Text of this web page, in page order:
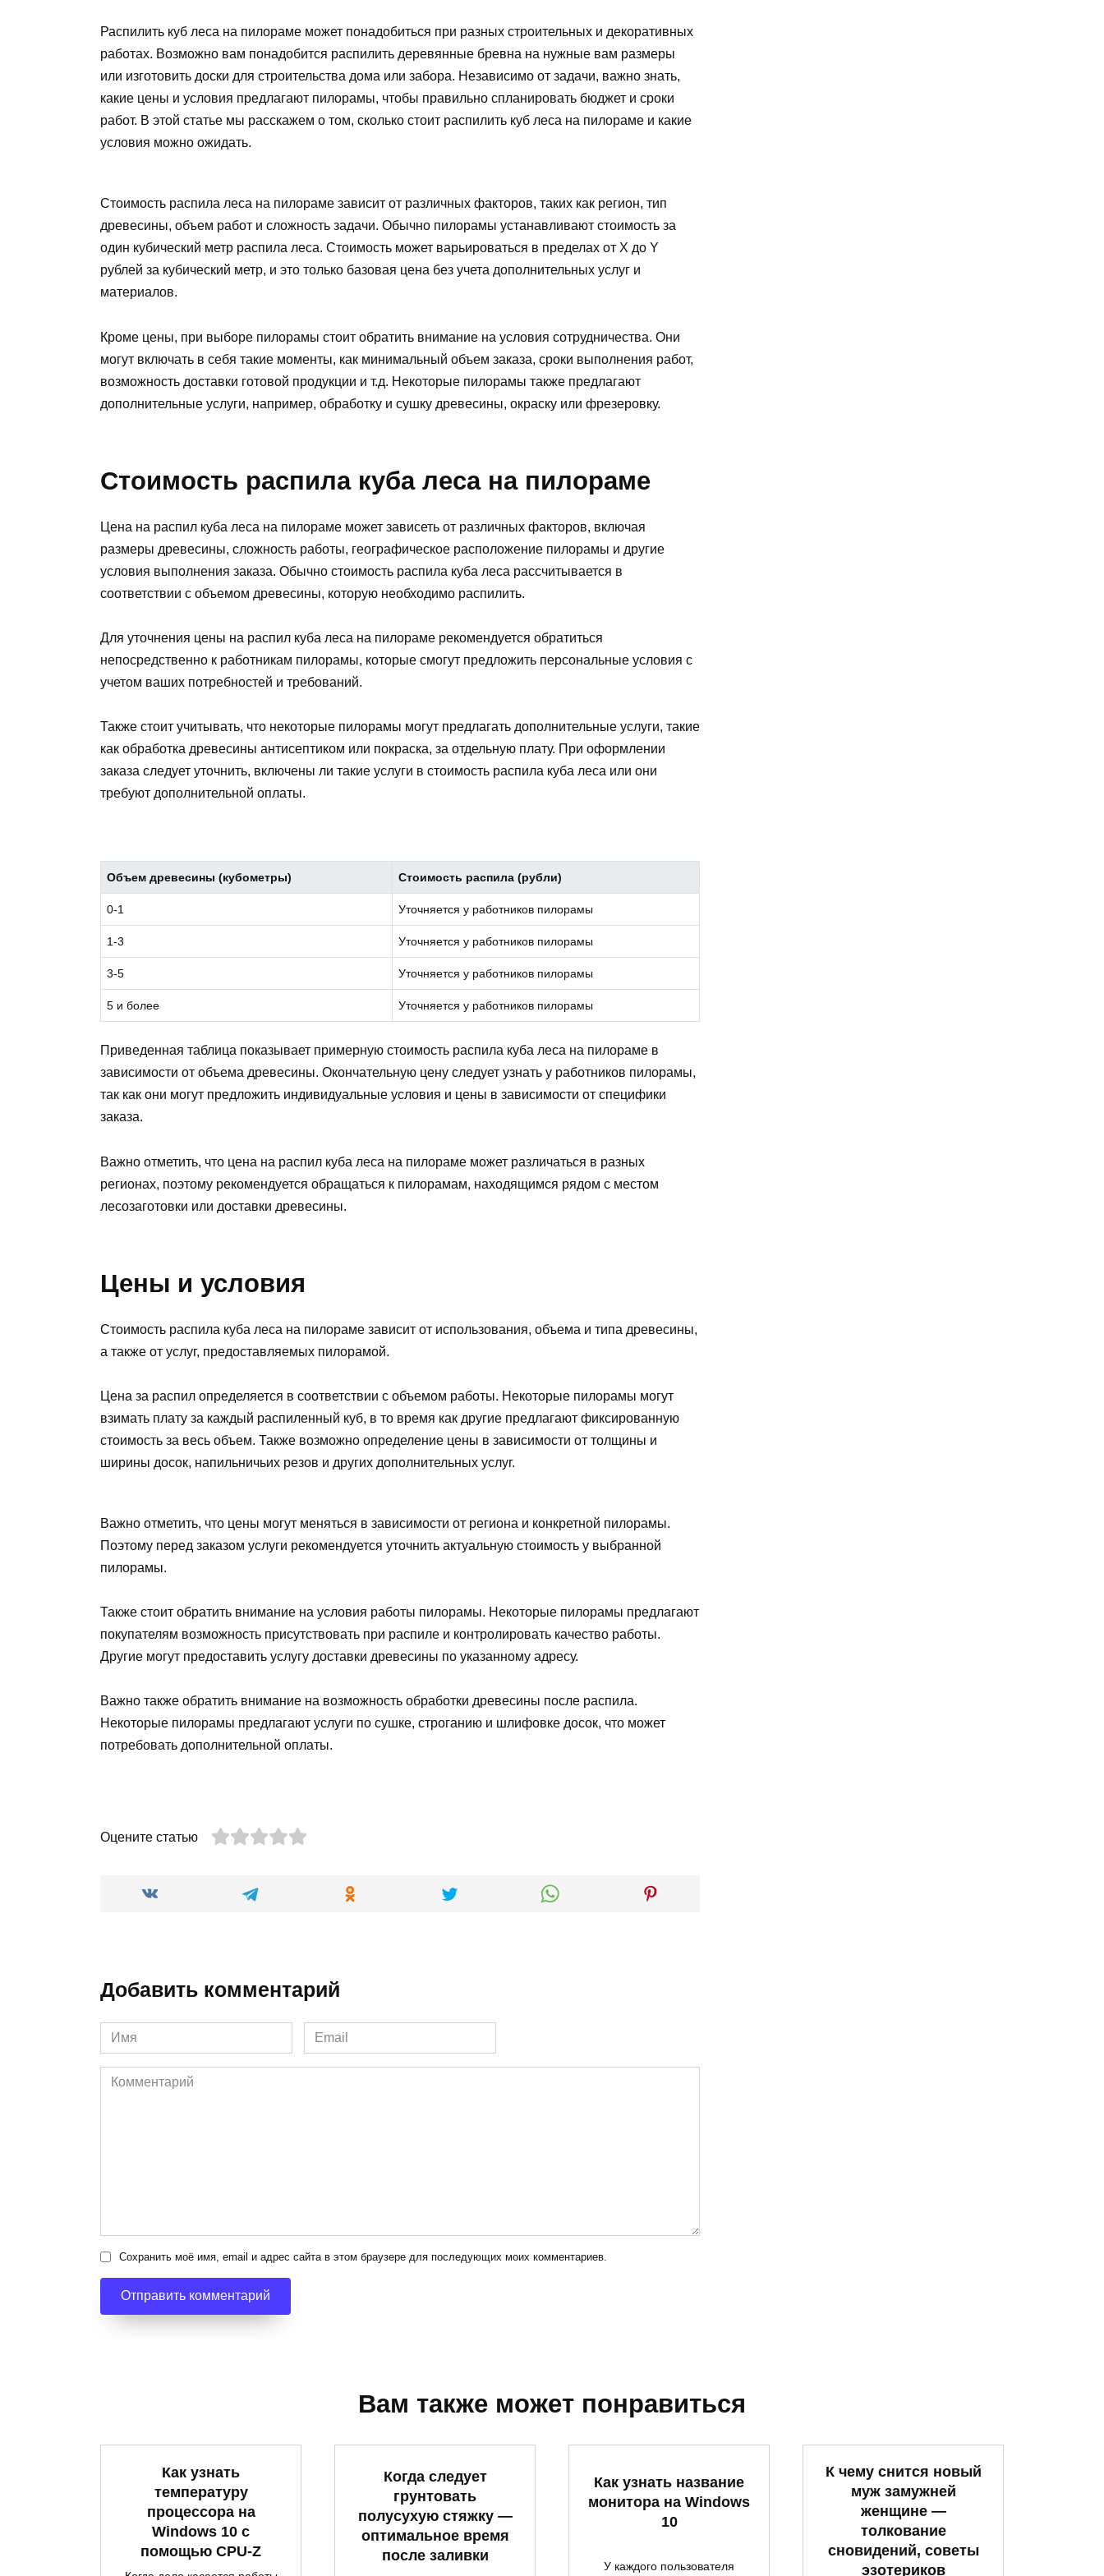
Распилить куб леса на пилораме может понадобиться при разных строительных и декоративных
работах. Возможно вам понадобится распилить деревянные бревна на нужные вам размеры
или изготовить доски для строительства дома или забора. Независимо от задачи, важно знать,
какие цены и условия предлагают пилорамы, чтобы правильно спланировать бюджет и сроки
работ. В этой статье мы расскажем о том, сколько стоит распилить куб леса на пилораме и какие
условия можно ожидать.
Стоимость распила леса на пилораме зависит от различных факторов, таких как регион, тип
древесины, объем работ и сложность задачи. Обычно пилорамы устанавливают стоимость за
один кубический метр распила леса. Стоимость может варьироваться в пределах от X до Y
рублей за кубический метр, и это только базовая цена без учета дополнительных услуг и
материалов.
Кроме цены, при выборе пилорамы стоит обратить внимание на условия сотрудничества. Они
могут включать в себя такие моменты, как минимальный объем заказа, сроки выполнения работ,
возможность доставки готовой продукции и т.д. Некоторые пилорамы также предлагают
дополнительные услуги, например, обработку и сушку древесины, окраску или фрезеровку.
Стоимость распила куба леса на пилораме
Цена на распил куба леса на пилораме может зависеть от различных факторов, включая
размеры древесины, сложность работы, географическое расположение пилорамы и другие
условия выполнения заказа. Обычно стоимость распила куба леса рассчитывается в
соответствии с объемом древесины, которую необходимо распилить.
Для уточнения цены на распил куба леса на пилораме рекомендуется обратиться
непосредственно к работникам пилорамы, которые смогут предложить персональные условия с
учетом ваших потребностей и требований.
Также стоит учитывать, что некоторые пилорамы могут предлагать дополнительные услуги, такие
как обработка древесины антисептиком или покраска, за отдельную плату. При оформлении
заказа следует уточнить, включены ли такие услуги в стоимость распила куба леса или они
требуют дополнительной оплаты.
Объем древесины (кубометры) Стоимость распила (рубли)
0-1 Уточняется у работников пилорамы
1-3 Уточняется у работников пилорамы
3-5 Уточняется у работников пилорамы
5 и более Уточняется у работников пилорамы
Приведенная таблица показывает примерную стоимость распила куба леса на пилораме в
зависимости от объема древесины. Окончательную цену следует узнать у работников пилорамы,
так как они могут предложить индивидуальные условия и цены в зависимости от специфики
заказа.
Важно отметить, что цена на распил куба леса на пилораме может различаться в разных
регионах, поэтому рекомендуется обращаться к пилорамам, находящимся рядом с местом
лесозаготовки или доставки древесины.
Цены и условия
Стоимость распила куба леса на пилораме зависит от использования, объема и типа древесины,
а также от услуг, предоставляемых пилорамой.
Цена за распил определяется в соответствии с объемом работы. Некоторые пилорамы могут
взимать плату за каждый распиленный куб, в то время как другие предлагают фиксированную
стоимость за весь объем. Также возможно определение цены в зависимости от толщины и
ширины досок, напильничьих резов и других дополнительных услуг.
Важно отметить, что цены могут меняться в зависимости от региона и конкретной пилорамы.
Поэтому перед заказом услуги рекомендуется уточнить актуальную стоимость у выбранной
пилорамы.
Также стоит обратить внимание на условия работы пилорамы. Некоторые пилорамы предлагают
покупателям возможность присутствовать при распиле и контролировать качество работы.
Другие могут предоставить услугу доставки древесины по указанному адресу.
Важно также обратить внимание на возможность обработки древесины после распила.
Некоторые пилорамы предлагают услуги по сушке, строганию и шлифовке досок, что может
потребовать дополнительной оплаты.
Оцените статью
Добавить комментарий
Имя
*
Email
*
Комментарий
Сохранить моё имя, email и адрес сайта в этом браузере для последующих моих комментариев.
Вам также может понравиться
Как узнать
температуру
процессора на
Windows 10 с
помощью CPU-Z
Когда следует
грунтовать
полусухую стяжку —
оптимальное время
после заливки
Как узнать название
монитора на Windows
10
У каждого пользователя
К чему снится новый
муж замужней
женщине —
толкование
сновидений, советы
эзотериков